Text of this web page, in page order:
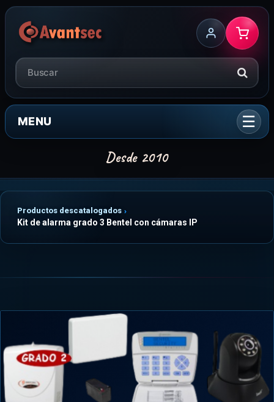
MENU
Productos descatalogados
Kit de alarma grado 3 Bentel con cámaras IP